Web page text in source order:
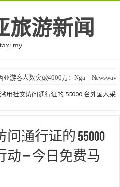
旅游新闻
游客人数突破4000万：Nga – Newswav
用社交访问通行证的 55000 名外国人采
通行证的 55000
动 – 今日免费马